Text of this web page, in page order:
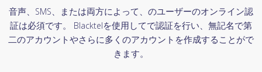
音声、SMS、または両方によって、のユーザーのオンライン認
証は必須です。 Blacktelを使用してで認証を行い、無記名で第
二のアカウントやさらに多くのアカウントを作成することがで
きます。